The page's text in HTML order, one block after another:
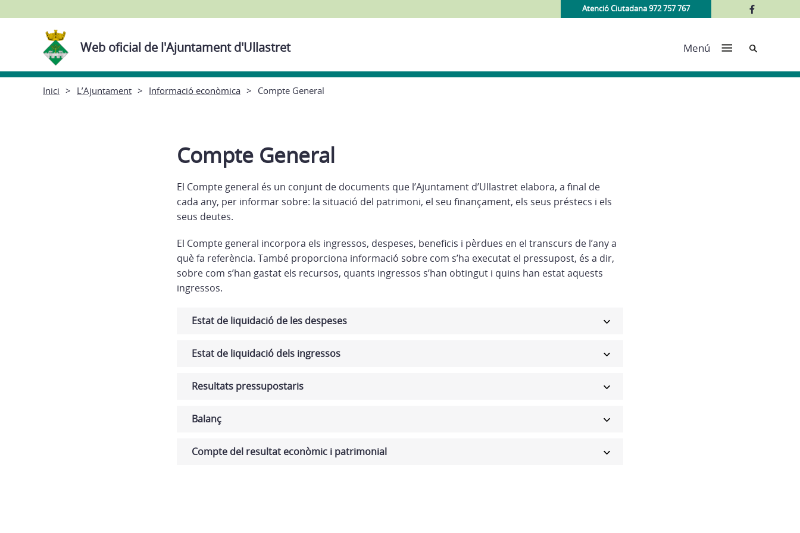
Atenció Ciutadana 972 757 767
Web oficial de l'Ajuntament d'Ullastret Menú Cerca
Inici L’Ajuntament Informació econòmica Compte General
Compte General
El Compte general és un conjunt de documents que l’Ajuntament d’Ullastret elabora, a final de
cada any, per informar sobre: la situació del patrimoni, el seu finançament, els seus préstecs i els
seus deutes.
El Compte general incorpora els ingressos, despeses, beneficis i pèrdues en el transcurs de l’any a
què fa referència. També proporciona informació sobre com s’ha executat el pressupost, és a dir,
sobre com s’han gastat els recursos, quants ingressos s’han obtingut i quins han estat aquests
ingressos.
Estat de liquidació de les despeses
Estat de liquidació dels ingressos
Resultats pressupostaris
Balanç
Compte del resultat econòmic i patrimonial